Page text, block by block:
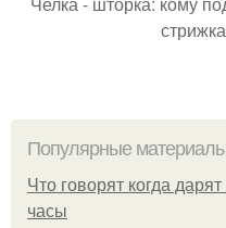
Популярные
Что говорят когда
часы